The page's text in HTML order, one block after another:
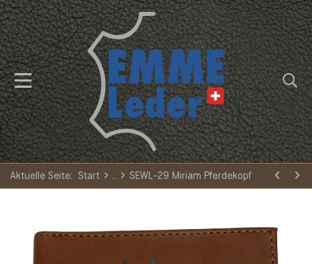
Aktuelle Seite: Start SEWL-29 Miriam Pferdekopf